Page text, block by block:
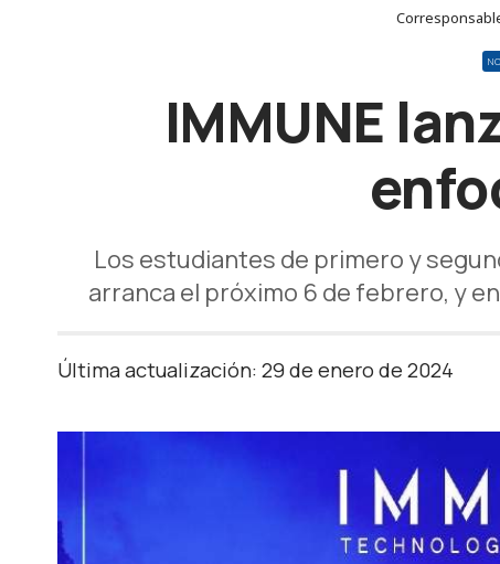
IMMUNE
Los estudiantes de primero y
arranca el próximo 6 de febrero, y
Última actualización: 29 de enero de 2024